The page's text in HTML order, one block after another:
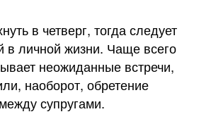
в четверг, тогда следует
в личной жизни. Чаще всего
неожиданные встречи,
наоборот, обретение
супругами.